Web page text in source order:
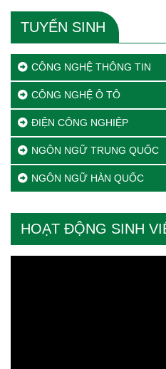
TUYỂN SINH
CÔNG NGHỆ THÔNG TIN
CÔNG NGHỆ Ô TÔ
ĐIỆN CÔNG NGHIỆP
NGÔN NGỮ TRUNG QUỐC
NGÔN NGỮ HÀN QUỐC
HOẠT ĐỘNG SINH